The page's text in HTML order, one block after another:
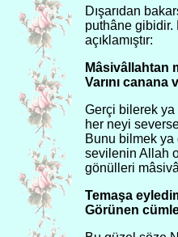
Dışarıdan
puthâne gibidir.
açıklamıştır:
Mâsivâllahtan
Varını
Gerçi bilerek
her neyi
Bunu bilmek
sevilenin Allah
gönülleri
Temaşa
Görünen